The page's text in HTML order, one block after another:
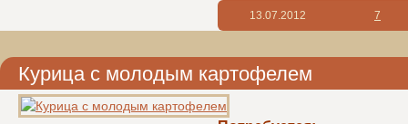
13.07.2012 7
Курица с молодым картофелем